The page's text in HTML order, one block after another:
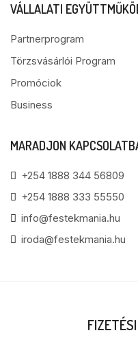
VÁLLALATI
Partnerprogram
Törzsvásárlói Program
Promóciok
Business
MARADJON
+254 1888 344 56809
+254 1888 333 55550
info@festekmania.hu
iroda@festekmania.hu